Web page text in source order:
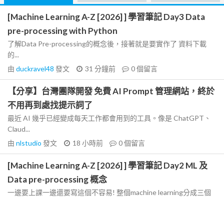
[Machine Learning A-Z [2026] ] 學習筆記 Day3 Data
pre-processing with Python
了解Data Pre-processing的概念後，接著就是要實作了 資料下載
的...
由 duckravel48 發文 31 分鐘前 0個留言
【分享】台灣團隊開發 免費 AI Prompt 管理網站，終於
不用再到處找提示詞了
最近 AI 幾乎已經變成每天工作都會用到的工具。像是 ChatGPT、
Claud...
由 nlstudio 發文 18 小時前 0個留言
[Machine Learning A-Z [2026] ] 學習筆記 Day2 ML 及
Data pre-processing 概念
一邊要上課一邊還要寫這個不容易! 整個machine learning分成三個